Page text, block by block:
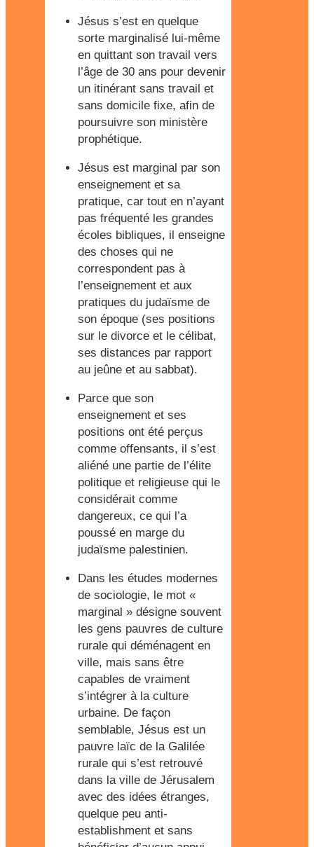
Jésus s’est en quelque
sorte marginalisé lui-même
en quittant son travail vers
l’âge de 30 ans pour devenir
un itinérant sans travail et
sans domicile fixe, afin de
poursuivre son ministère
prophétique.
Jésus est marginal par son
enseignement et sa
pratique, car tout en n’ayant
pas fréquenté les grandes
écoles bibliques, il enseigne
des choses qui ne
correspondent pas à
l’enseignement et aux
pratiques du judaïsme de
son époque (ses positions
sur le divorce et le célibat,
ses distances par rapport
au jeûne et au sabbat).
Parce que son
enseignement et ses
positions ont été perçus
comme offensants, il s’est
aliéné une partie de l’élite
politique et religieuse qui le
considérait comme
dangereux, ce qui l’a
poussé en marge du
judaïsme palestinien.
Dans les études modernes
de sociologie, le mot «
marginal » désigne souvent
les gens pauvres de culture
rurale qui déménagent en
ville, mais sans être
capables de vraiment
s’intégrer à la culture
urbaine. De façon
semblable, Jésus est un
pauvre laïc de la Galilée
rurale qui s’est retrouvé
dans la ville de Jérusalem
avec des idées étranges,
quelque peu anti-
establishment et sans